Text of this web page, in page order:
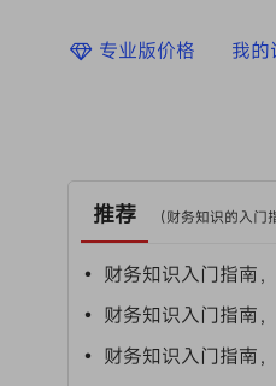
专业版价格 我的
推荐 （财务知识的入门
• 财务知识入门指南
• 财务知识入门指南，
• 财务知识入门指南，